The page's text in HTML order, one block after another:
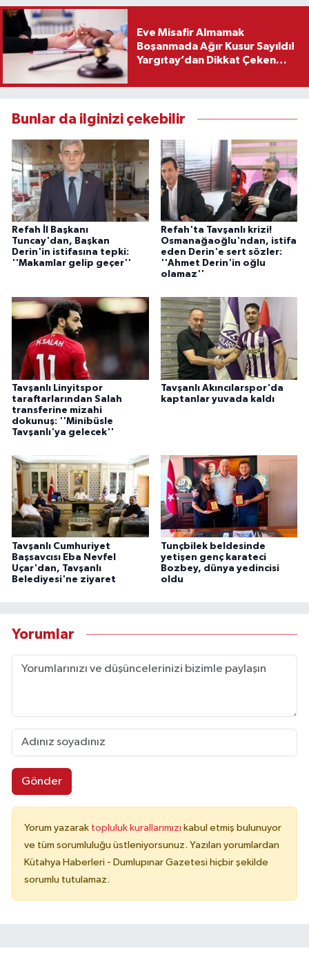
Eve Misafir Almamak
Boşanmada Ağır Kusur Sayıldı!
Yargıtay’dan Dikkat Çeken
Bunlar da ilginizi çekebilir
Refah İl Başkanı
Tuncay'dan, Başkan
Derin'in istifasına tepki:
''Makamlar gelip geçer''
Refah'ta Tavşanlı krizi!
Osmanağaoğlu'ndan, istifa
eden Derin'e sert sözler:
''Ahmet Derin'in oğlu
olamaz''
Tavşanlı Linyitspor
taraftarlarından Salah
transferine mizahi
dokunuş: ''Minibüsle
Tavşanlı'ya gelecek''
Tavşanlı Akıncılarspor'da
kaptanlar yuvada kaldı
Tavşanlı Cumhuriyet
Başsavcısı Eba Nevfel
Uçar'dan, Tavşanlı
Belediyesi'ne ziyaret
Tunçbilek beldesinde
yetişen genç karateci
Bozbey, dünya yedincisi
oldu
Yorumlar
Gönder
Yorum yazarak topluluk kurallarımızı kabul etmiş bulunuyor
ve tüm sorumluluğu üstleniyorsunuz. Yazılan yorumlardan
Kütahya Haberleri - Dumlupınar Gazetesi hiçbir şekilde
sorumlu tutulamaz.